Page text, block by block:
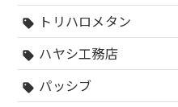
sell トリハロメタン
sell ハヤシ工務店
sell パッシブ